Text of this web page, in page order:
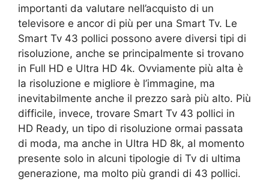
importanti da valutare nell’acquisto di un
televisore e ancor di più per una Smart Tv. Le
Smart Tv 43 pollici possono avere diversi tipi di
risoluzione, anche se principalmente si trovano
in Full HD e Ultra HD 4k. Ovviamente più alta è
la risoluzione e migliore è l’immagine, ma
inevitabilmente anche il prezzo sarà più alto. Più
difficile, invece, trovare Smart Tv 43 pollici in
HD Ready, un tipo di risoluzione ormai passata
di moda, ma anche in Ultra HD 8k, al momento
presente solo in alcuni tipologie di Tv di ultima
generazione, ma molto più grandi di 43 pollici.